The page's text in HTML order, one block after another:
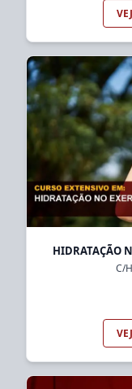
HIDRATAÇÃO
C/